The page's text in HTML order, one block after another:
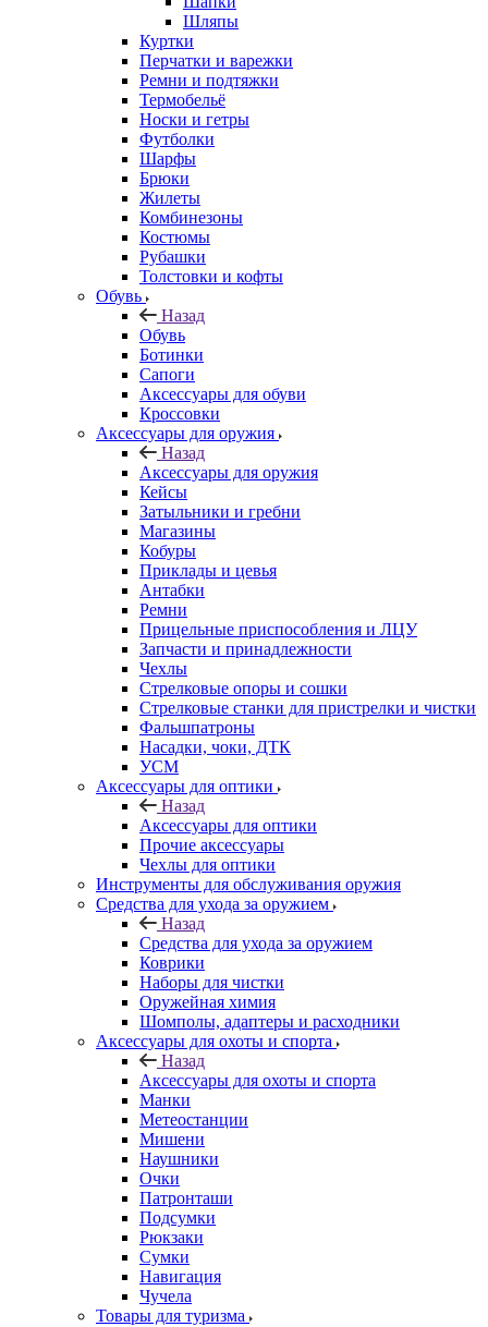
Шляпы
Куртки
Перчатки и варежки
Ремни и подтяжки
Термобельё
Носки и гетры
Футболки
Шарфы
Брюки
Жилеты
Комбинезоны
Костюмы
Рубашки
Толстовки и кофты
Обувь
Назад
Обувь
Ботинки
Сапоги
Аксессуары для обуви
Кроссовки
Аксессуары для оружия
Назад
Аксессуары для оружия
Кейсы
Затыльники и гребни
Магазины
Кобуры
Приклады и цевья
Антабки
Ремни
Прицельные приспособления и ЛЦУ
Запчасти и принадлежности
Чехлы
Стрелковые опоры и сошки
Стрелковые станки для пристрелки и чистки
Фальшпатроны
Насадки, чоки, ДТК
УСМ
Аксессуары для оптики
Назад
Аксессуары для оптики
Прочие аксессуары
Чехлы для оптики
Инструменты для обслуживания оружия
Средства для ухода за оружием
Назад
Средства для ухода за оружием
Коврики
Наборы для чистки
Оружейная химия
Шомполы, адаптеры и расходники
Аксессуары для охоты и спорта
Назад
Аксессуары для охоты и спорта
Манки
Метеостанции
Мишени
Наушники
Очки
Патронташи
Подсумки
Рюкзаки
Сумки
Навигация
Чучела
Товары для туризма